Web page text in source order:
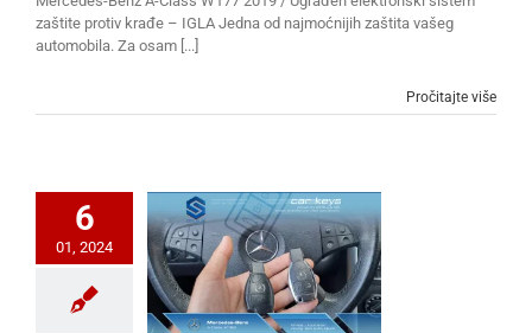
zaštite protiv krađe – IGLA Jedna od najmoćnijih zaštita vašeg
automobila. Za osam [...]
Pročitajte više
6
01, 2024
Mercedes-Benz A-Class
W169 – Auto ključevi
Mercedes-Benz Car
Keys